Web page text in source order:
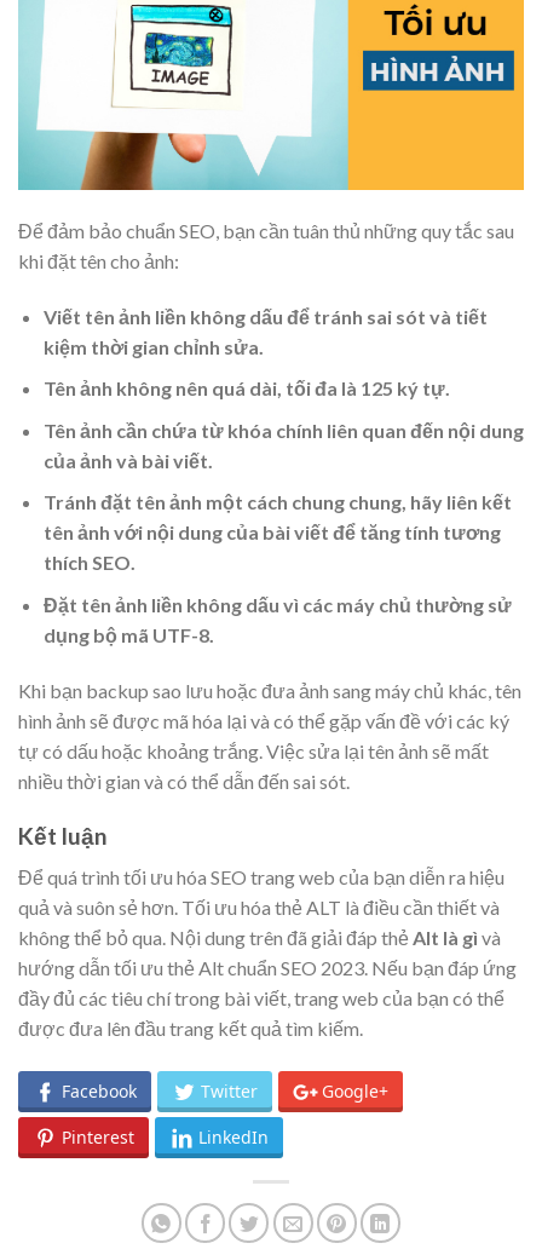
Để đảm bảo chuẩn SEO, bạn cần tuân thủ những quy tắc sau
khi đặt tên cho ảnh:
Viết tên ảnh liền không dấu để tránh sai sót và tiết
kiệm thời gian chỉnh sửa.
Tên ảnh không nên quá dài, tối đa là 125 ký tự.
Tên ảnh cần chứa từ khóa chính liên quan đến nội dung
của ảnh và bài viết.
Tránh đặt tên ảnh một cách chung chung, hãy liên kết
tên ảnh với nội dung của bài viết để tăng tính tương
thích SEO.
Đặt tên ảnh liền không dấu vì các máy chủ thường sử
dụng bộ mã UTF-8.
Khi bạn backup sao lưu hoặc đưa ảnh sang máy chủ khác, tên
hình ảnh sẽ được mã hóa lại và có thể gặp vấn đề với các ký
tự có dấu hoặc khoảng trắng. Việc sửa lại tên ảnh sẽ mất
nhiều thời gian và có thể dẫn đến sai sót.
Kết luận
Để quá trình tối ưu hóa SEO trang web của bạn diễn ra hiệu
quả và suôn sẻ hơn. Tối ưu hóa thẻ ALT là điều cần thiết và
không thể bỏ qua. Nội dung trên đã giải đáp thẻ Alt là gì và
hướng dẫn tối ưu thẻ Alt chuẩn SEO 2023. Nếu bạn đáp ứng
đầy đủ các tiêu chí trong bài viết, trang web của bạn có thể
được đưa lên đầu trang kết quả tìm kiếm.
Facebook Twitter Google+
Pinterest LinkedIn